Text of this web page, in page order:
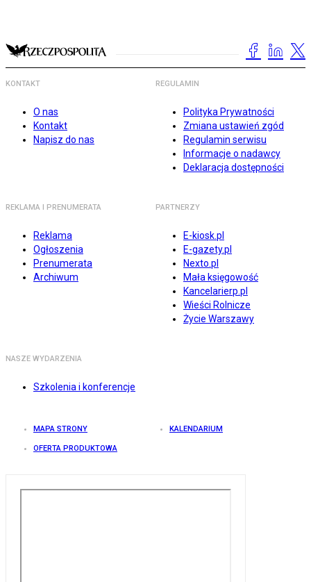
KONTAKT
O nas
Kontakt
Napisz do nas
REGULAMIN
Polityka Prywatności
Zmiana ustawień zgód
Regulamin serwisu
Informacje o nadawcy
Deklaracja dostępności
REKLAMA I PRENUMERATA
Reklama
Ogłoszenia
Prenumerata
Archiwum
PARTNERZY
E-kiosk.pl
E-gazety.pl
Nexto.pl
Mała księgowość
Kancelarierp.pl
Wieści Rolnicze
Życie Warszawy
NASZE WYDARZENIA
Szkolenia i konferencje
MAPA STRONY KALENDARIUM
OFERTA PRODUKTOWA